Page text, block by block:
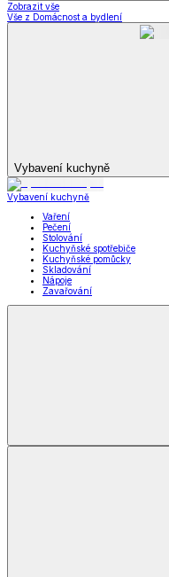
Zobrazit vše
Vše z Domácnost a bydlení
Vybavení kuchyně
Vybavení kuchyně
Vaření
Pečení
Stolování
Kuchyňské spotřebiče
Kuchyňské pomůcky
Skladování
Nápoje
Zavařování